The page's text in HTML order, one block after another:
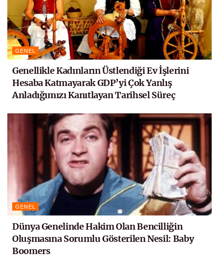
GENEL
Genellikle Kadınların Üstlendiği Ev İşlerini
Hesaba Katmayarak GDP’yi Çok Yanlış
Anladığımızı Kanıtlayan Tarihsel Süreç
GENEL
Dünya Genelinde Hakim Olan Bencilliğin
Oluşmasına Sorumlu Gösterilen Nesil: Baby
Boomers